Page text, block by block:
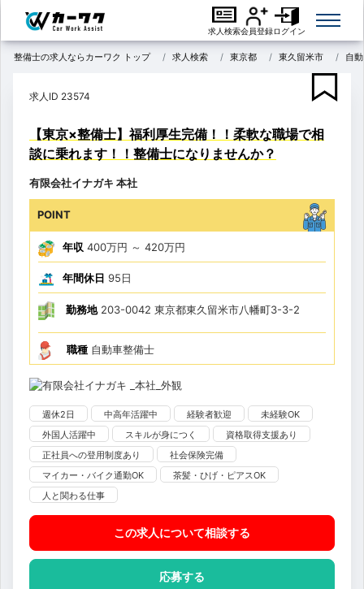
求人検索会員登録ログイン
整備士の求人ならカーワク トップ 求人検索 東京都 東久留米市 自
求人ID 23574
【東京×整備士】福利厚生完備！！柔軟な職場で相
談に乗れます！！整備士になりませんか？
有限会社イナガキ 本社
POINT
年収 400万円 ～ 420万円
年間休日 95日
勤務地203-0042 東京都東久留米市八幡町3-3-2
職種 自動車整備士
週休2日 中高年活躍中 経験者歓迎
未経験OK
外国人活躍中
スキルが身につく
資格取得支援あり
正社員への登用制度あり
社会保険完備
マイカー・バイク通勤OK
茶髪・ひげ・ピアスOK
人と関わる仕事
この求人について相談する
応募する